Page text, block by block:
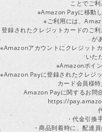
ことでご利
※Amazon Payに移動
※ご利用には、
登録されたクレジットカードのご
が
※Amazonアカウントにクレジット
いた
※Amazonポイ
※Amazon Payに登録されたクレジ
カード会員様特
Amazon Payに関するお問
https://
・代金引換
・商品到着時に、配達